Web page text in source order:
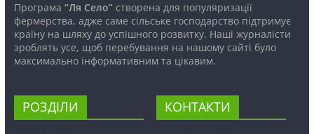
Програма “Ля Село”створена для популяризації
фермерства, адже саме сільське господарство підтримує
країну на шляху до успішного розвитку. Наші журналісти
зроблять усе, щоб перебування на нашому сайті було
максимально інформативним та цікавим.
РОЗДІЛИ КОНТАКТИ